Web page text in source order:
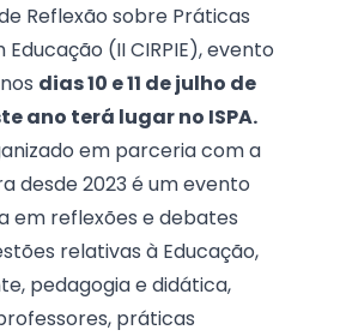
Reflexão sobre Práticas
(II CIRPIE), evento
dias 10 e 11 de julho de
ano terá lugar no ISPA.
em parceria com a
desde 2023 é um evento
em reflexões e debates
relativas à Educação,
pedagogia e didática,
práticas